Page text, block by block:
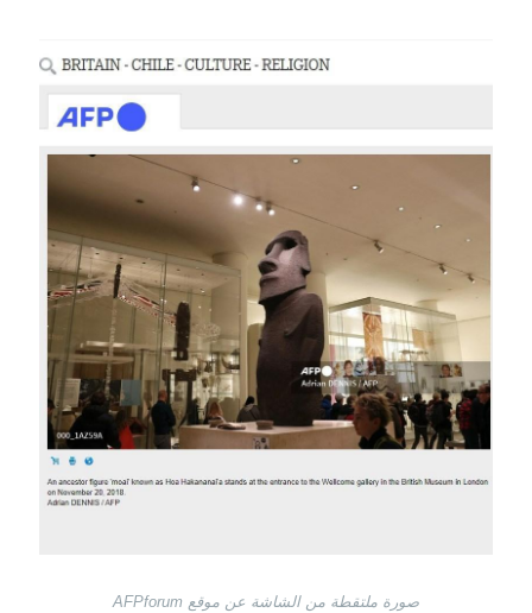
صورة ملتقطة من الشاشة عن موقع AFPforum